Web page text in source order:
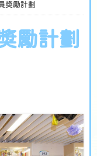
奬勵計劃
勵計劃